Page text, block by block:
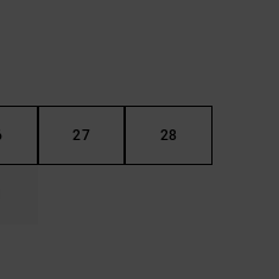
27 28